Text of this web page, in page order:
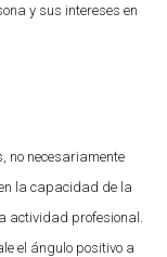
y sus intereses en
no necesariamente
la capacidad de la
actividad profesional.
el ángulo positivo a